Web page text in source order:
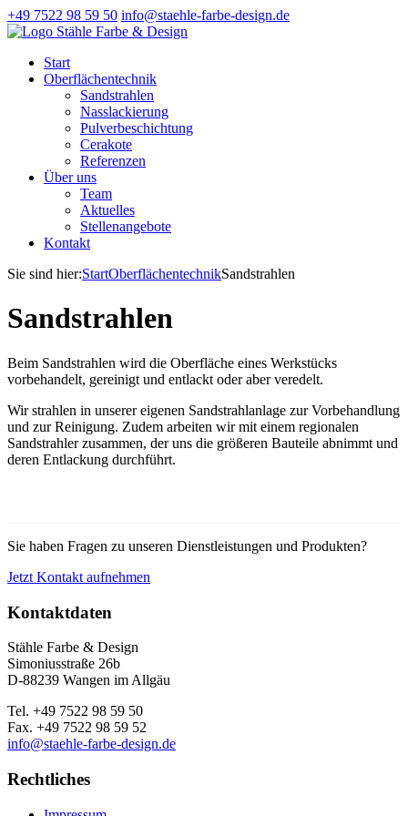
+49 7522 98 59 50 info@staehle-farbe-design.de
Start
Oberflächentechnik
Sandstrahlen
Nasslackierung
Pulverbeschichtung
Cerakote
Referenzen
Über uns
Team
Aktuelles
Stellenangebote
Kontakt
Sie sind hier:StartOberflächentechnikSandstrahlen
Sandstrahlen
Beim Sandstrahlen wird die Oberfläche eines Werkstücks
vorbehandelt, gereinigt und entlackt oder aber veredelt.
Wir strahlen in unserer eigenen Sandstrahlanlage zur Vorbehandlung
und zur Reinigung. Zudem arbeiten wir mit einem regionalen
Sandstrahler zusammen, der uns die größeren Bauteile abnimmt und
deren Entlackung durchführt.
Sie haben Fragen zu unseren Dienstleistungen und Produkten?
Jetzt Kontakt aufnehmen
Kontaktdaten
Stähle Farbe & Design
Simoniusstraße 26b
D-88239 Wangen im Allgäu
Tel. +49 7522 98 59 50
Fax. +49 7522 98 59 52
info@staehle-farbe-design.de
Rechtliches